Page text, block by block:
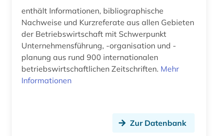
berufliche weiterbildung (1)
berufsausbildung (1)
berufsbildung (4)
enthält Informationen, bibliographische
Nachweise und Kurzreferate aus allen Gebieten
der Betriebswirtschaft mit Schwerpunkt
Unternehmensführung, -organisation und -
planung aus rund 900 internationalen
betriebswirtschaftlichen Zeitschriften. Mehr
Informationen
Zur Datenbank